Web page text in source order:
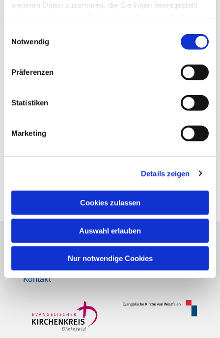
weiteren Daten zusammen, die Sie ihnen bereitgestellt
Notwendig
Präferenzen
Statistiken
Marketing
Details zeigen
Cookies zulassen
Auswahl erlauben
Nur notwendige Cookies
Die Stiftskirche:
um diese Karte anzuzeigen.
Ev.-Luth. Kirchengemeinde Schildesche
bi-kg-schildesche@ekvw.de
Kontakt